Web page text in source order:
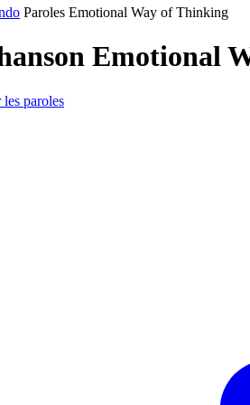
Paroles Emotional Way of Thinking
Emotional
les paroles